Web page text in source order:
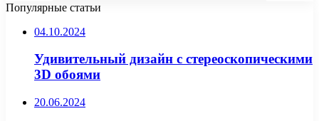
Популярные статьи
04.10.2024
Удивительный дизайн с стереоскопическими
3D обоями
20.06.2024